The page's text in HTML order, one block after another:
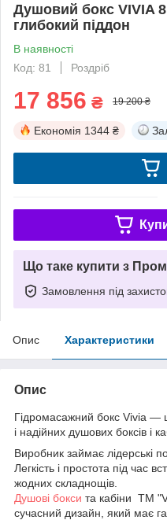
Душовий бокс VIVIA
глибокий піддон
В наявності
Код: 81
Роздріб
17 856 ₴ 19 200 ₴
Економія 1344 ₴
Що таке купити з
Замовлення під
Опис Характеристики
Опис
Гідромасажний бокс Vivia —
і надійних душових боксів і
Виробник займає лідерські
Легкість і простота під час
жодних складнощів.
Душові бокси та кабіни ТМ
сучасний дизайн, який має